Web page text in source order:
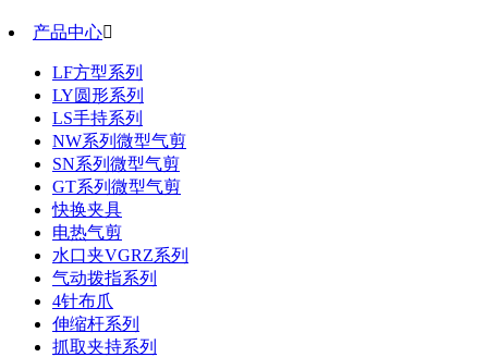
产品中心
LF方型系列
LY圆形系列
LS手持系列
NW系列微型气剪
SN系列微型气剪
GT系列微型气剪
快换夹具
电热气剪
水口夹VGRZ系列
气动拨指系列
4针布爪
伸缩杆系列
抓取夹持系列